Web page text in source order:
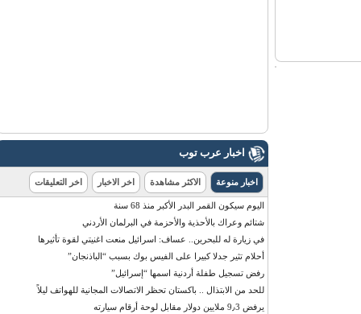
اخبار عرب توب
اخبار منوعة الاكثر مشاهدة اخر الاخبار اخر التعليقات
اليوم سيكون القمر البدر الأكبر منذ 68 سنة
شتائم وعراك بالأحذية والأحزمة في البرلمان الأردني
في زيارة له للبحرين.. عساف: اسرائيل منعت اغنيتي لقوة تأثيرها
أحلام تثير جدلا كبيرا على الفيس بوك بسبب “الباذنجان”
رفض تسجيل طفلة أردنية اسمها “إسرائيل”
للحد من الابتذال .. باكستان تحظر الاتصالات المجانية للهواتف ليلاً
يرفض 9٫3 ملايين دولار مقابل لوحة أرقام سيارته